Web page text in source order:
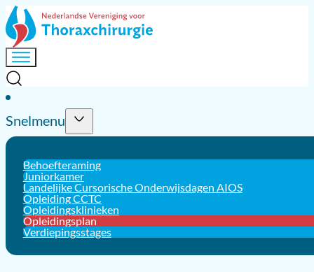
Snelmenu
Behoefteraming
Juniorkamer
Landelijke Cursorische Onderwijsdagen AIOS
Opleiding CCTC
Opleidingsklinieken
Opleidingsplan
Verdiepingsstages